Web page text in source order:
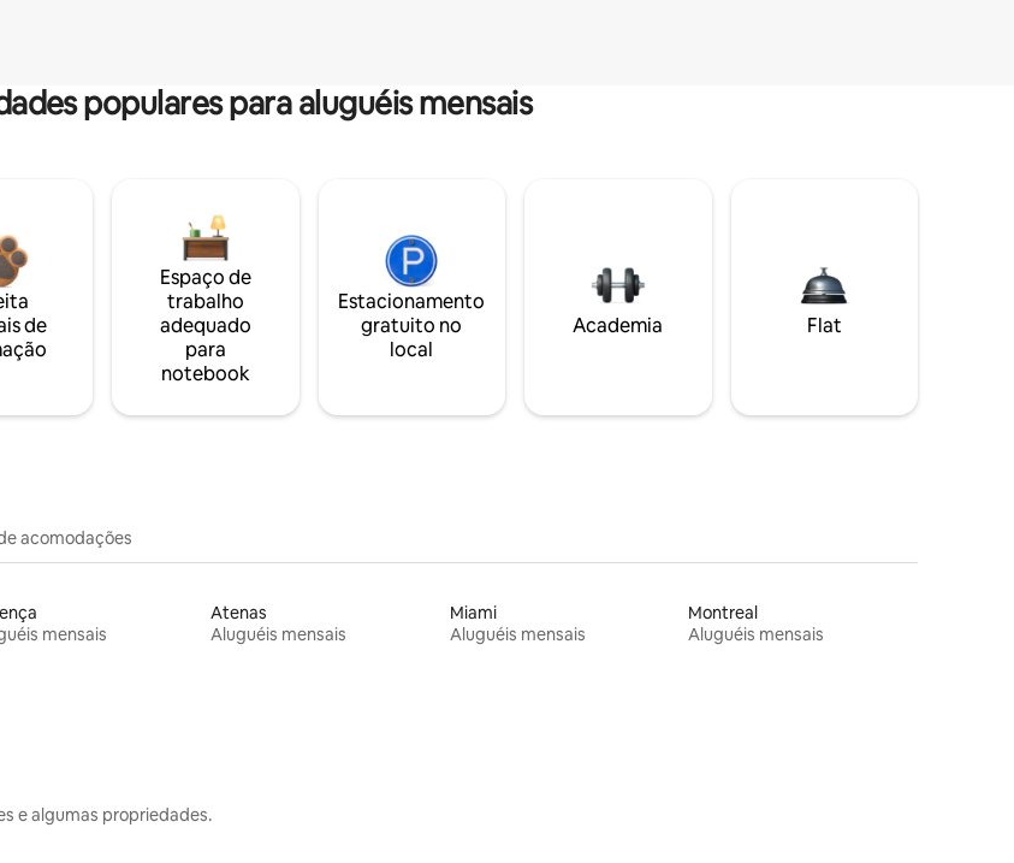
populares para aluguéis mensais
de
Espaço de
trabalho
adequado
para
notebook
Estacionamento
gratuito no
local
Academia Flat
acomodações
mensais
Atenas
Aluguéis mensais
Miami
Aluguéis mensais
Montreal
Aluguéis mensais
e algumas propriedades.